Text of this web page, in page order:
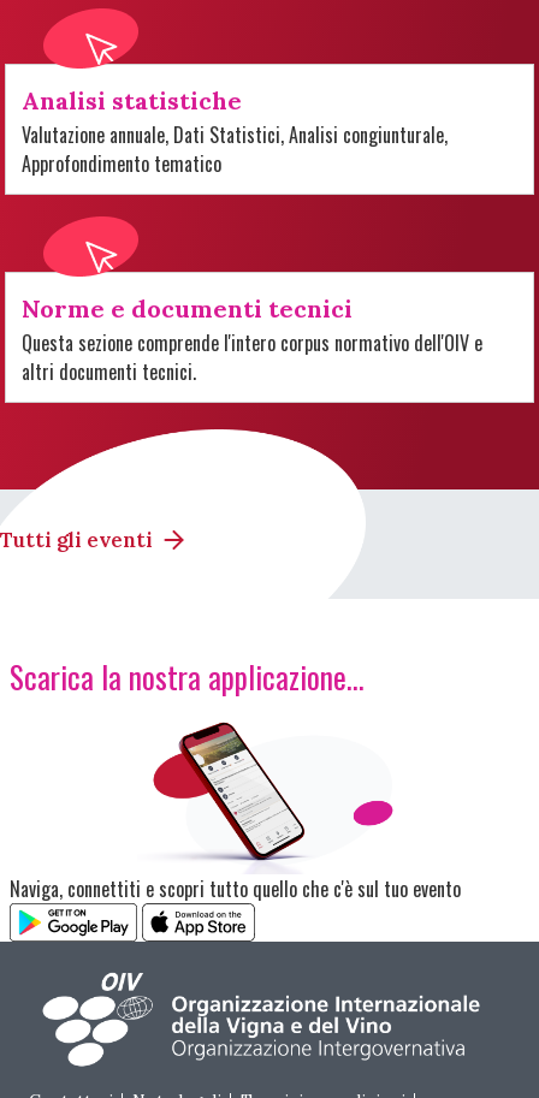
Analisi statistiche
Valutazione annuale, Dati Statistici, Analisi congiunturale,
Approfondimento tematico
Norme e documenti tecnici
Questa sezione comprende l'intero corpus normativo dell'OIV e
altri documenti tecnici.
Tutti gli eventi
Scarica la nostra applicazione...
Immagine
Naviga, connettiti e scopri tutto quello che c'è sul tuo evento